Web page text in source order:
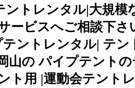
ントレンタル|大規
ービスへご相談下
ントレンタル| テ
山の パイプテント
ト用 |運動会テント